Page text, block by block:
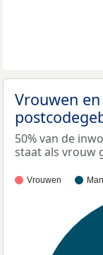
Vrouwen
50% van de
staat als vrouw
Vrouwen